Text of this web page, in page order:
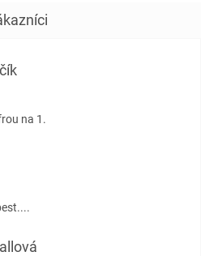
je 5 z 5 hviezdičiek.
na 1.
je 5 z 5 hviezdičiek.